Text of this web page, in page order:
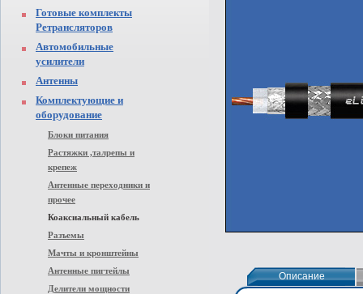
Готовые комплекты
Ретрансляторов
Автомобильные
усилители
Антенны
Комплектующие и
оборудование
Блоки питания
Растяжки ,талрепы и
крепеж
Антенные переходники и
прочее
Коаксиальный кабель
Разъемы
Мачты и кронштейны
Антенные пигтейлы
Делители мощности
Описание
Описание